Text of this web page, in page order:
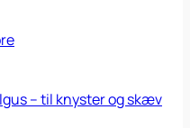
– til knyster og skæv